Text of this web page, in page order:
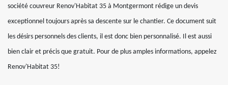
société couvreur Renov'Habitat 35 à Montgermont rédige un devis
exceptionnel toujours après sa descente sur le chantier. Ce document suit
les désirs personnels des clients, il est donc bien personnalisé. Il est aussi
bien clair et précis que gratuit. Pour de plus amples informations, appelez
Renov'Habitat 35!